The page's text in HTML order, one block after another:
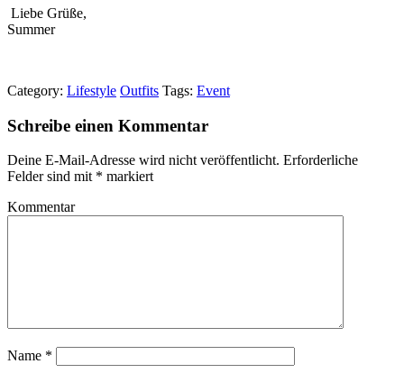
Liebe Grüße,
Summer
Category: Lifestyle Outfits Tags: Event
Schreibe einen Kommentar
Deine E-Mail-Adresse wird nicht veröffentlicht. Erforderliche
Felder sind mit * markiert
Kommentar
Name *